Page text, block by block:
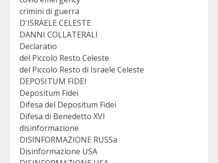
crimini di guerra
D'ISRAELE CELESTE
DANNI COLLATERALI
Declaratio
del Piccolo Resto Celeste
del Piccolo Resto di Israele Celeste
DEPOSITUM FIDEI
Depositum Fidei
Difesa del Depositum Fidei
Difesa di Benedetto XVI
disinformazione
DISINFORMAZIONE RUSSa
Disinformazione USA